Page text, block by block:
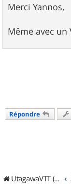
s
s
g
e
Merci Yannos,
Même avec un
Répondre
UtagawaVTT (Randos VTT et VTTAE avec traces GPS)